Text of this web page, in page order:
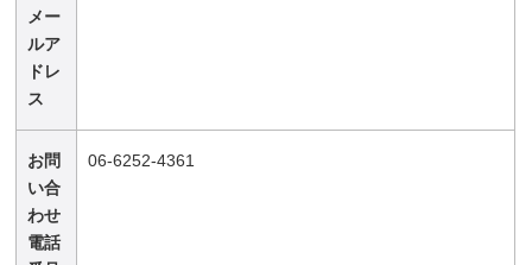
メー
ルア
ドレ
ス
お問
い合
わせ
電話
06-6252-4361